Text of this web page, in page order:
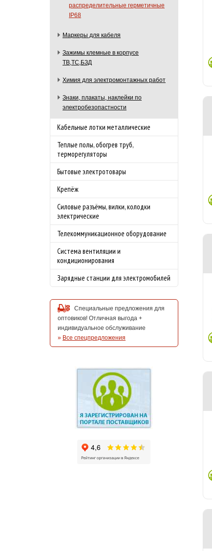
распределительные герметичные
IP68
Маркеры для кабеля
Зажимы клемные в корпусе
ТВ,ТС,БЗД
Химия для электромонтажных работ
Знаки, плакаты, наклейки по
электробезопастности
Кабельные лотки металлические
Теплые полы, обогрев труб,
терморегуляторы
Бытовые электротовары
Крепёж
Силовые разъёмы, вилки, колодки
электрические
Телекоммуникационное оборудование
Система вентиляции и
кондиционирования
Зарядные станции для электромобилей
Специальные предложения для
оптовиков! Отличная выгода +
индивидуальное обслуживание
» Все спецпредложения